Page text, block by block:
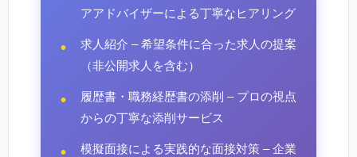
アアドバイザーによる丁寧なヒアリング
求人紹介 – 希望条件に合った求人の提案
（非公開求人を含む）
履歴書・職務経歴書の添削 – プロの視点
からの丁寧な添削サービス
模擬面接による実践的な面接対策 – 企業